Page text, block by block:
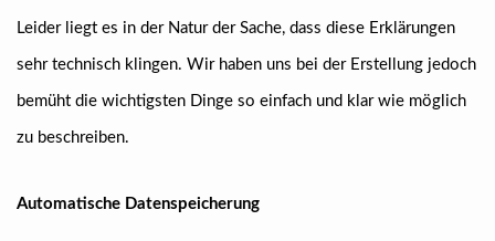
Leider liegt es in der Natur der Sache, dass diese Erklärungen
sehr technisch klingen. Wir haben uns bei der Erstellung jedoch
bemüht die wichtigsten Dinge so einfach und klar wie möglich
zu beschreiben.
Automatische Datenspeicherung